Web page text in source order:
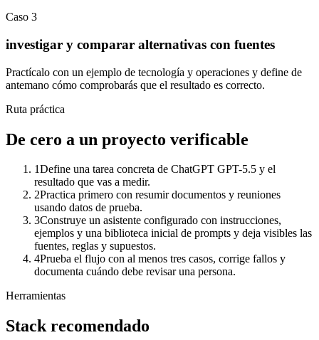
Caso 3
investigar y comparar alternativas con fuentes
Practícalo con un ejemplo de tecnología y operaciones y define de
antemano cómo comprobarás que el resultado es correcto.
Ruta práctica
De cero a un proyecto verificable
1Define una tarea concreta de ChatGPT GPT-5.5 y el
resultado que vas a medir.
2Practica primero con resumir documentos y reuniones
usando datos de prueba.
3Construye un asistente configurado con instrucciones,
ejemplos y una biblioteca inicial de prompts y deja visibles las
fuentes, reglas y supuestos.
4Prueba el flujo con al menos tres casos, corrige fallos y
documenta cuándo debe revisar una persona.
Herramientas
Stack recomendado